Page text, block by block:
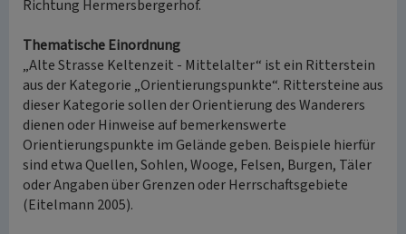
Richtung Hermersbergerhof.
Thematische Einordnung
„Alte Strasse Keltenzeit - Mittelalter“ ist ein Ritterstein
aus der Kategorie „Orientierungspunkte“. Rittersteine aus
dieser Kategorie sollen der Orientierung des Wanderers
dienen oder Hinweise auf bemerkenswerte
Orientierungspunkte im Gelände geben. Beispiele hierfür
sind etwa Quellen, Sohlen, Wooge, Felsen, Burgen, Täler
oder Angaben über Grenzen oder Herrschaftsgebiete
(Eitelmann 2005).